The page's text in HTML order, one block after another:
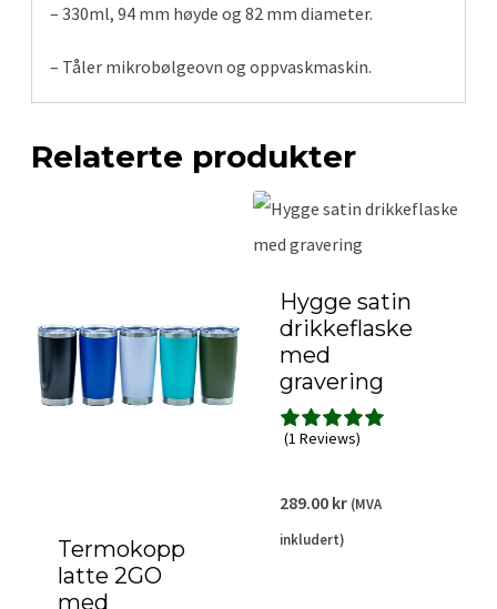
– 330ml, 94 mm høyde og 82 mm diameter.
– Tåler mikrobølgeovn og oppvaskmaskin.
Relaterte produkter
Termokopp
latte 2GO
med
Hygge satin
drikkeflaske
med
gravering
(1 Reviews)
289.00 kr (MVA
inkludert)